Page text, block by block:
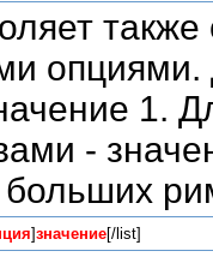
опциями.
1.
-
]значение[/list]